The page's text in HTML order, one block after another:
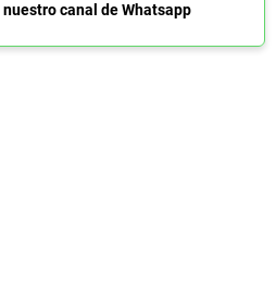
nuestro canal de Whatsapp